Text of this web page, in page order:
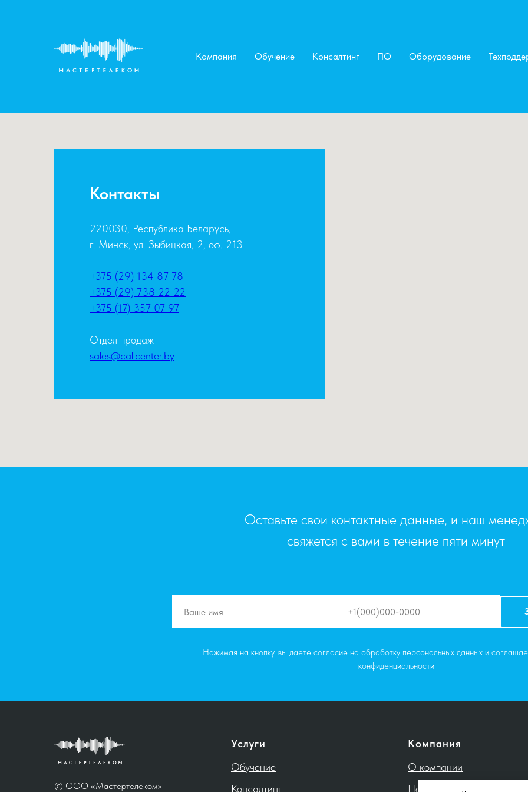
Компания Обучение Консалтинг ПО Оборудование
Контакты
220030, Республика Беларусь,
г. Минск, ул. Зыбицкая, 2, оф. 213
+375 (29) 134 87 78
+375 (29) 738 22 22
+375 (17) 357 07 97
Отдел продаж
sales@callcenter.by
Оставьте свои контактные данные, и наш
свяжется с вами в течение пяти минут
Нажимая на кнопку, вы даете согласие на обработку персональных данных и
конфиденциальности
© ООО «Мастертелеком»
Услуги
Обучение
Консалтинг
Компания
О компании
Новости